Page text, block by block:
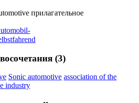
прилагательное
(3)
Sonic automotive association of the
industry